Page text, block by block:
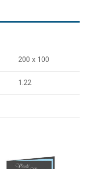
200 x 100
1.22